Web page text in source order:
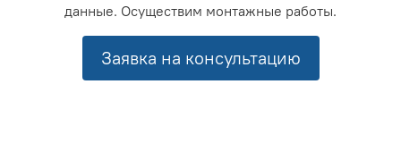
данные. Осуществим монтажные работы.
Заявка на консультацию